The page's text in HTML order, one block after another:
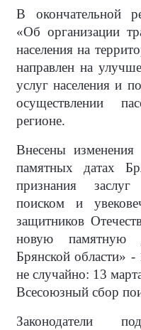
В окончательной
«Об организации
населения на
направлен на
услуг населения и
осуществлении
регионе.
Внесены
памятных датах
признания
поиском и
защитников
новую памятную
Брянской области»
не случайно: 13
Всесоюзный сбор
Законодатели